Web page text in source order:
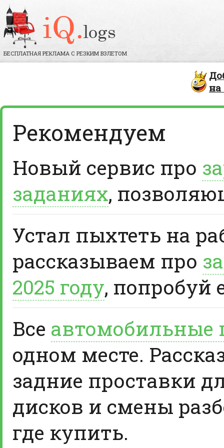
БЕСПЛАТНАЯ РЕКЛАМА С РЕЗКИМ ВЗЛЕТОМ
на
Рекомендуем
Новый сервис про
заданиях,
Устал пыхтеть на
рассказываем про
2025 году, попробуй
Все автомобильные
одном месте.
задние проставки
дисков и смены
где купить.